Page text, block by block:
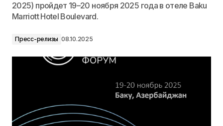
2025) пройдет 19–20 ноября 2025 года в отеле Baku
Marriott Hotel Boulevard.
Пресс-релизы 08.10.2025